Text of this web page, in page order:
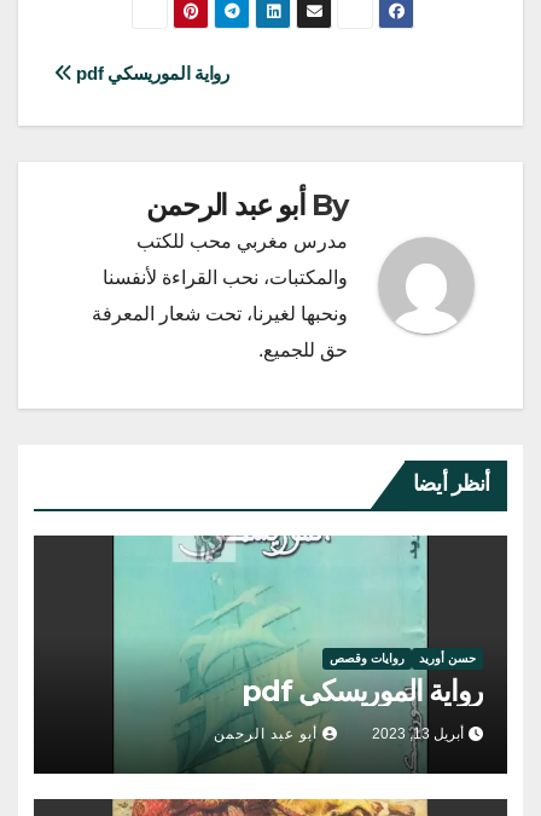
المقالات
رواية الموريسكي pdf
By أبو عبد الرحمن
مدرس مغربي محب للكتب
والمكتبات، نحب القراءة لأنفسنا
ونحبها لغيرنا، تحت شعار المعرفة
حق للجميع.
أنظر أيضا
حسن أوريد روايات وقصص
رواية الموريسكي pdf
أبريل 13, 2023 أبو عبد الرحمن